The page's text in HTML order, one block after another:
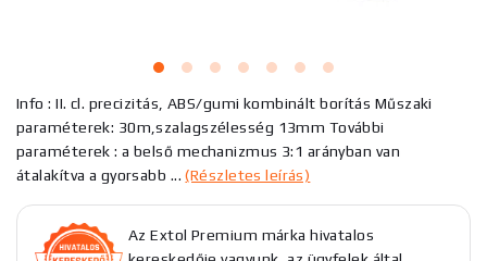
Info : II. cl. precizitás, ABS/gumi kombinált borítás Műszaki
paraméterek: 30m,szalagszélesség 13mm További
paraméterek : a belső mechanizmus 3:1 arányban van
átalakítva a gyorsabb ...(Részletes leírás)
Az Extol Premium márka hivatalos